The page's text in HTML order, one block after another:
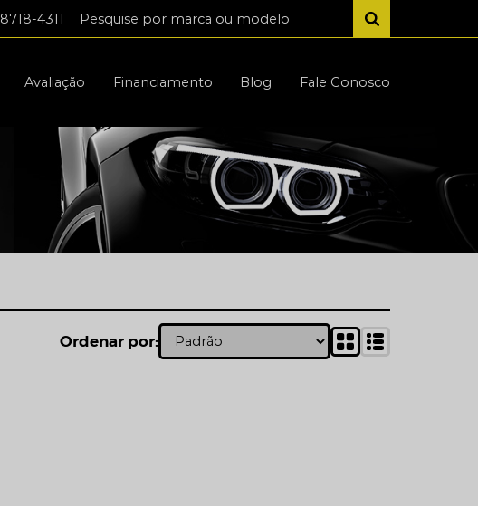
4311
Avaliação Financiamento Blog Fale Conosco
Ordenar por: